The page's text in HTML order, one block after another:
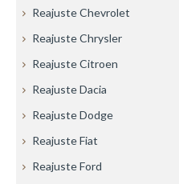
Reajuste Chevrolet
Reajuste Chrysler
Reajuste Citroen
Reajuste Dacia
Reajuste Dodge
Reajuste Fiat
Reajuste Ford